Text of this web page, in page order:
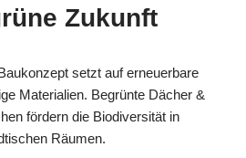
Zukunft
setzt auf erneuerbare
Materialien. Begrünte Dächer &
fördern die Biodiversität in
Räumen.